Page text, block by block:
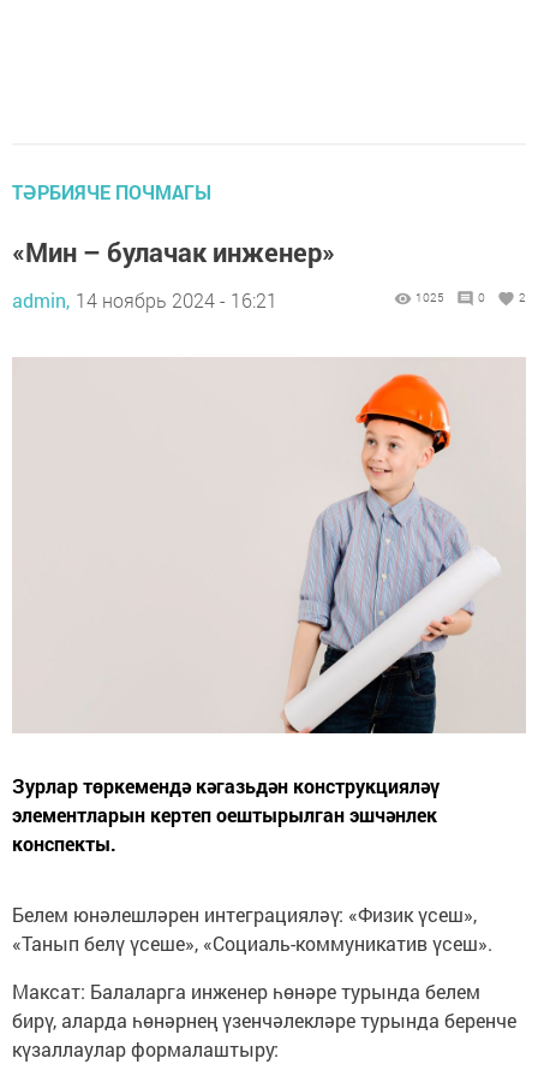
ТӘРБИЯЧЕ ПОЧМАГЫ
«Мин – булачак инженер»
admin, 14 ноябрь 2024 - 16:21 1025 0 2
Зурлар төркемендә кәгазьдән конструкцияләү
элементларын кертеп оештырылган эшчәнлек
конспекты.
Белем юнәлешләрен интеграцияләү: «Физик үсеш»,
«Танып белү үсеше», «Социаль-коммуникатив үсеш».
Максат: Балаларга инженер һөнәре турында белем
бирү, аларда һөнәрнең үзенчәлекләре турында беренче
күзаллаулар формалаштыру: